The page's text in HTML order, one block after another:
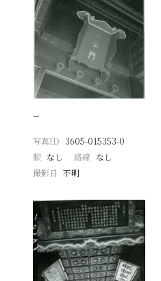
−
写真ID 3605-015353-0
駅 なし 路線 なし
撮影日
不明